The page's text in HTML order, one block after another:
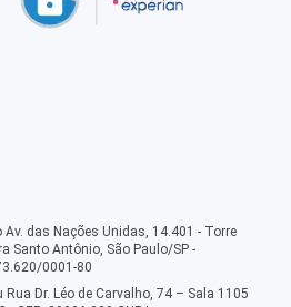
Av. das Nações Unidas, 14.401 - Torre
Santo Antônio, São Paulo/SP -
0001-80
Dr. Léo de Carvalho, 74 – Sala 1105